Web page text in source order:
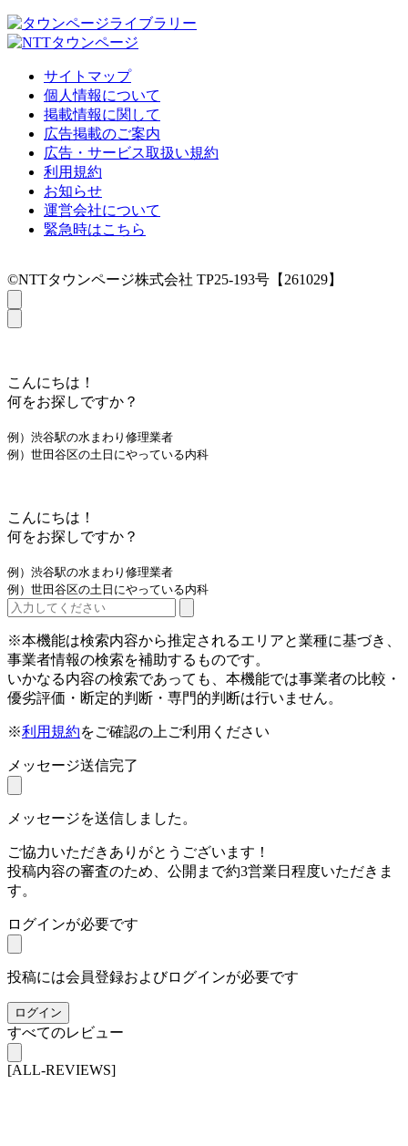
サイトマップ
個人情報について
掲載情報に関して
広告掲載のご案内
広告・サービス取扱い規約
利用規約
お知らせ
運営会社について
緊急時はこちら
©NTTタウンページ株式会社 TP25-193号【261029】
こんにちは！
何をお探しですか？
例）渋谷駅の水まわり修理業者
例）世田谷区の土日にやっている内科
こんにちは！
何をお探しですか？
例）渋谷駅の水まわり修理業者
例）世田谷区の土日にやっている内科
※本機能は検索内容から推定されるエリアと業種に基づき、
事業者情報の検索を補助するものです。
いかなる内容の検索であっても、本機能では事業者の比較・
優劣評価・断定的判断・専門的判断は行いません。
※利用規約をご確認の上ご利用ください
メッセージ送信完了
メッセージを送信しました。
ご協力いただきありがとうございます！
投稿内容の審査のため、公開まで約3営業日程度いただきま
す。
ログインが必要です
投稿には会員登録およびログインが必要です
ログイン
すべてのレビュー
[ALL-REVIEWS]